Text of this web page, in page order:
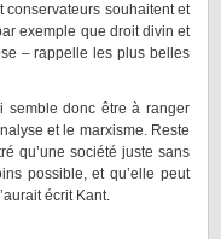
souhaitent et
exemple que droit divin et
– rappelle les plus belles
semble donc être à ranger
et le marxisme. Reste
qu’une société juste sans
possible, et qu’elle peut
écrit Kant.